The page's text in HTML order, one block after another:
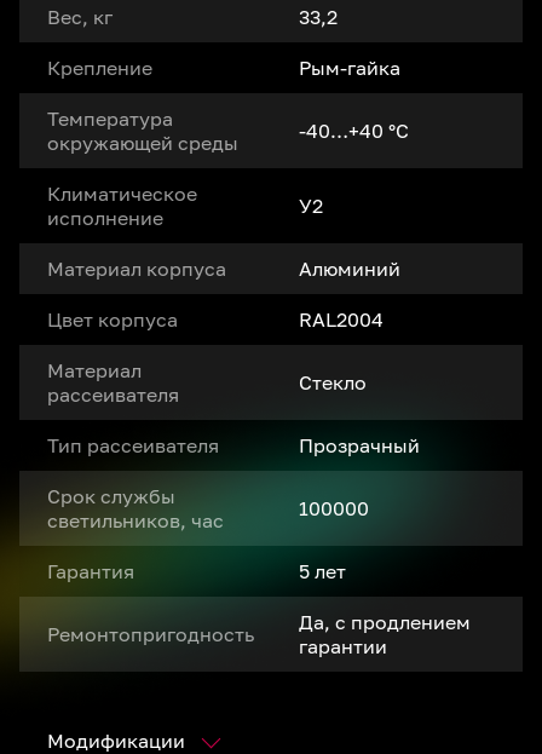
Вес, кг 33,2
Крепление Рым-гайка
Температура
окружающей среды
-40…+40 °С
Климатическое
исполнение
У2
Материал корпуса Алюминий
Цвет корпуса RAL2004
Материал
рассеивателя
Стекло
Тип рассеивателя Прозрачный
Срок службы
светильников, час
100000
Гарантия 5 лет
Ремонтопригодность
Да, с продлением
гарантии
Модификации